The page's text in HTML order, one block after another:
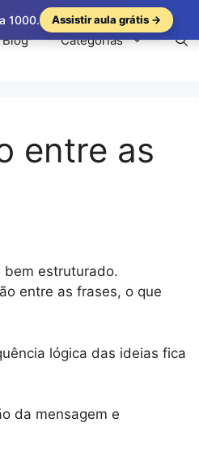
Blog Categorias
entre as
bem estruturado.
entre as frases, o que
lógica das ideias fica
da mensagem e
1000. Assistir aula grátis →